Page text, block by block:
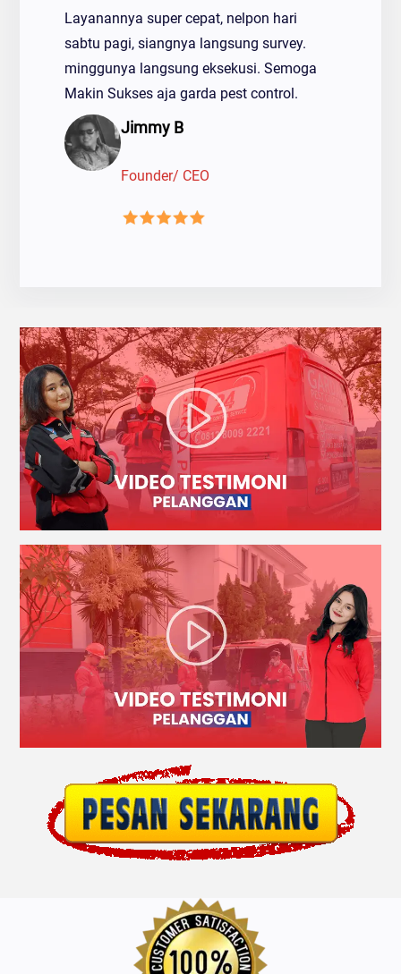
Layanannya super cepat, nelpon hari
sabtu pagi, siangnya langsung survey.
minggunya langsung eksekusi. Semoga
Makin Sukses aja garda pest control.
Jimmy B
Founder/ CEO